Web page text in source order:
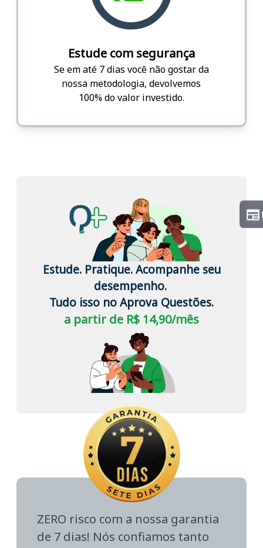
Estude com segurança
Se em até 7 dias você não gostar da
nossa metodologia, devolvemos
100% do valor investido.
Estude. Pratique. Acompanhe seu
desempenho.
Tudo isso no Aprova Questões.
a partir de R$ 14,90/mês
ZERO risco com a nossa garantia
de 7 dias! Nós confiamos tanto